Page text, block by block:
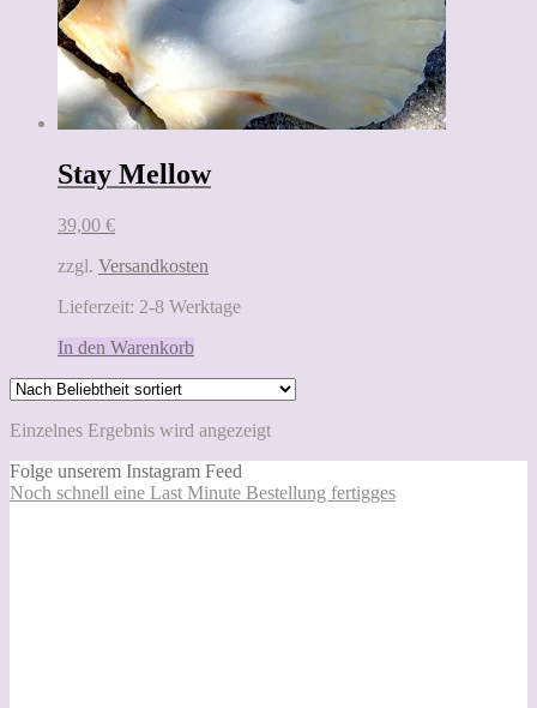
Stay Mellow
39,00 €
zzgl. Versandkosten
Lieferzeit: 2-8 Werktage
In den Warenkorb
Einzelnes Ergebnis wird angezeigt
Folge unserem Instagram Feed
Noch schnell eine Last Minute Bestellung fertigges